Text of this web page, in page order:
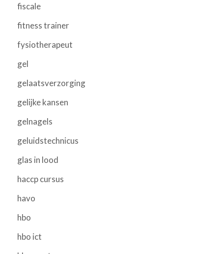
fiscale
fitness trainer
fysiotherapeut
gel
gelaatsverzorging
gelijke kansen
gelnagels
geluidstechnicus
glas in lood
haccp cursus
havo
hbo
hbo ict